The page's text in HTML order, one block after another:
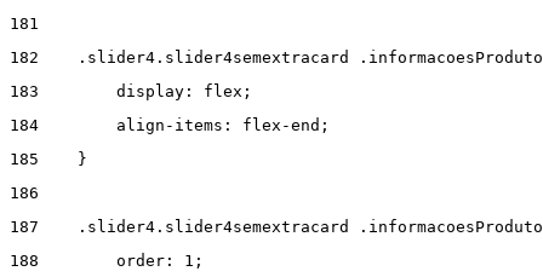
181
182
.slider4.slider4semextracard
183
        display: flex;
184
        align-items: flex-end;
185
    }
186
187
.slider4.slider4semextracard
188
        order: 1;